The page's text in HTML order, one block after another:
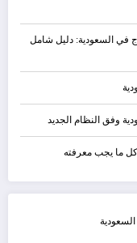
في السعودية: دليل شامل
وفق النظام الجديد
ما يجب معرفته